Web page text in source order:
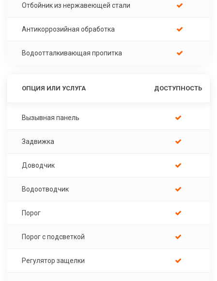
Отбойник из нержавеющей стали
Антикоррозийная обработка
Водоотталкивающая пропитка
ОПЦИЯ ИЛИ УСЛУГА ДОСТУПНОСТЬ
Вызывная панель
Задвижка
Доводчик
Водоотводчик
Порог
Порог с подсветкой
Регулятор защелки